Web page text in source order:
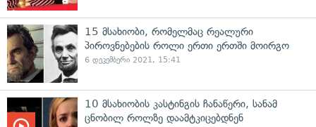
15 მსახიობი, რომელმაც რეალური
პიროვნებების როლი ერთი ერთში მოირგო
6 დეკემბერი 2021, 15:41
10 მსახიობის კასტინგის ჩანაწერი, სანამ
ცნობილ როლზე დაამტკიცებდნენ